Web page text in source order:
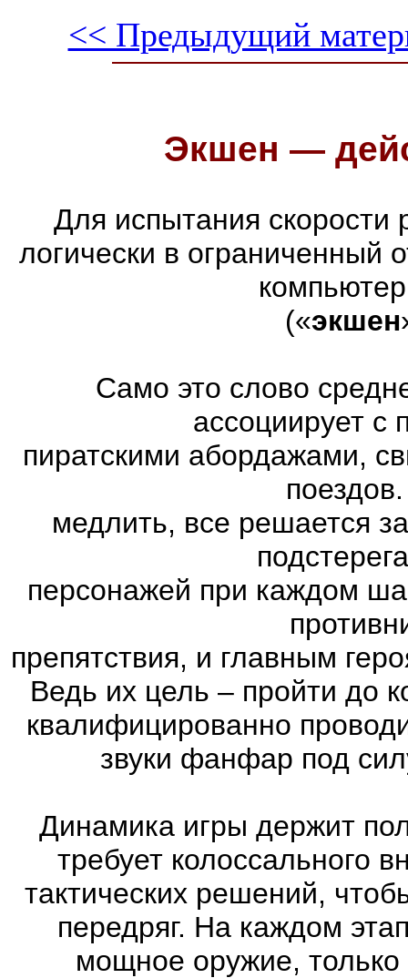
<< Предыдущий
Экшен —
Для испытания скорости
логически в ограниченный
(«экшен
Само это слово
ассоциирует с
пиратскими абордажами,
медлить, все решается
персонажей при каждом
препятствия, и главным
Ведь их цель – пройти до
квалифицированно
звуки фанфар под
Динамика игры держит
требует колоссального
тактических решений,
передряг. На каждом
мощное оружие, только